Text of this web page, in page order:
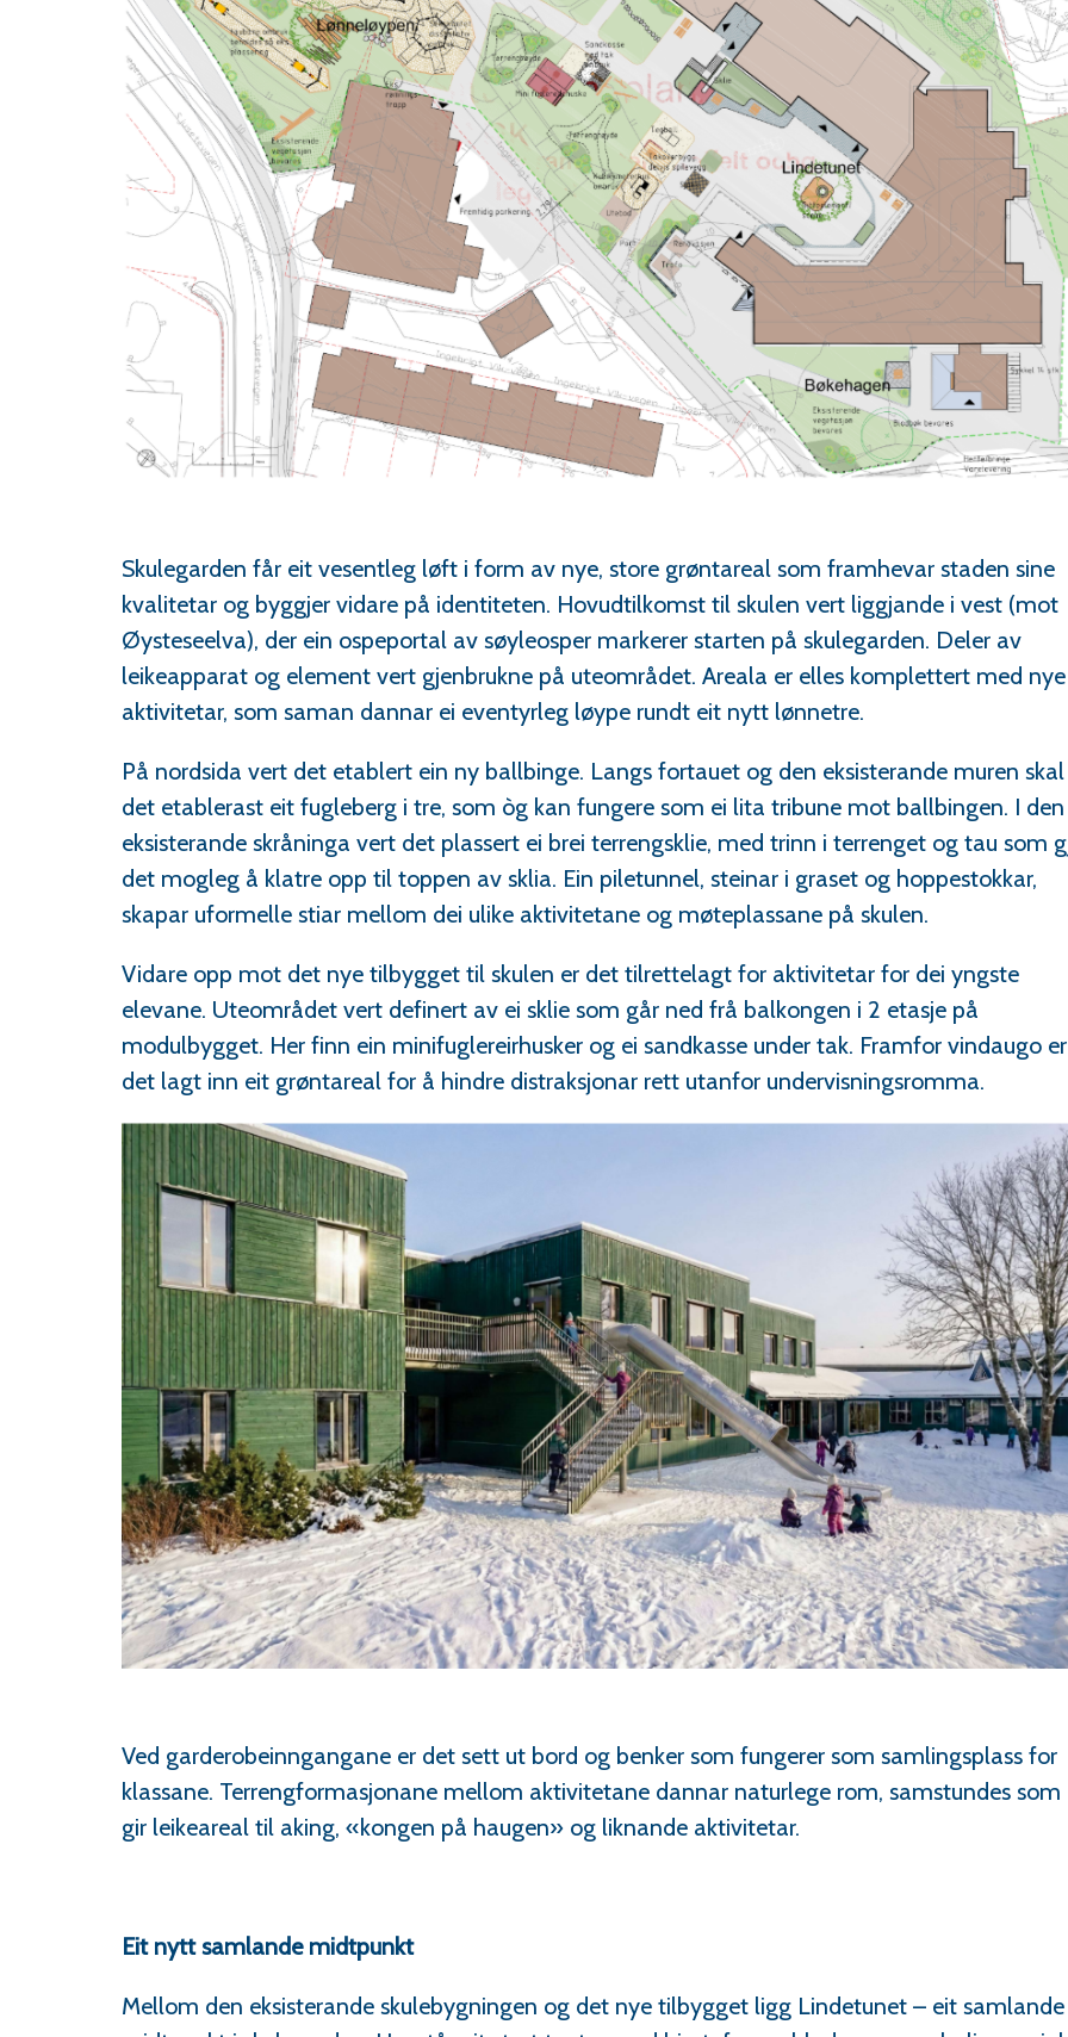
Skulegarden får eit vesentleg løft i form av nye, store grøntareal som framhevar staden sine
kvalitetar og byggjer vidare på identiteten. Hovudtilkomst til skulen vert liggjande i vest (mot
Øysteseelva), der ein ospeportal av søyleosper markerer starten på skulegarden. Deler av
leikeapparat og element vert gjenbrukne på uteområdet. Areala er elles komplettert med nye
aktivitetar, som saman dannar ei eventyrleg løype rundt eit nytt lønnetre.
På nordsida vert det etablert ein ny ballbinge. Langs fortauet og den eksisterande muren skal
det etablerast eit fugleberg i tre, som òg kan fungere som ei lita tribune mot ballbingen. I den
eksisterande skråninga vert det plassert ei brei terrengsklie, med trinn i terrenget og tau som
det mogleg å klatre opp til toppen av sklia. Ein piletunnel, steinar i graset og hoppestokkar,
skapar uformelle stiar mellom dei ulike aktivitetane og møteplassane på skulen.
Vidare opp mot det nye tilbygget til skulen er det tilrettelagt for aktivitetar for dei yngste
elevane. Uteområdet vert definert av ei sklie som går ned frå balkongen i 2 etasje på
modulbygget. Her finn ein minifuglereirhusker og ei sandkasse under tak. Framfor vindaugo er
det lagt inn eit grøntareal for å hindre distraksjonar rett utanfor undervisningsromma.
Ved garderobeinngangane er det sett ut bord og benker som fungerer som samlingsplass for
klassane. Terrengformasjonane mellom aktivitetane dannar naturlege rom, samstundes som
gir leikeareal til aking, «kongen på haugen» og liknande aktivitetar.
Eit nytt samlande midtpunkt
Mellom den eksisterande skulebygningen og det nye tilbygget ligg Lindetunet – eit samlande